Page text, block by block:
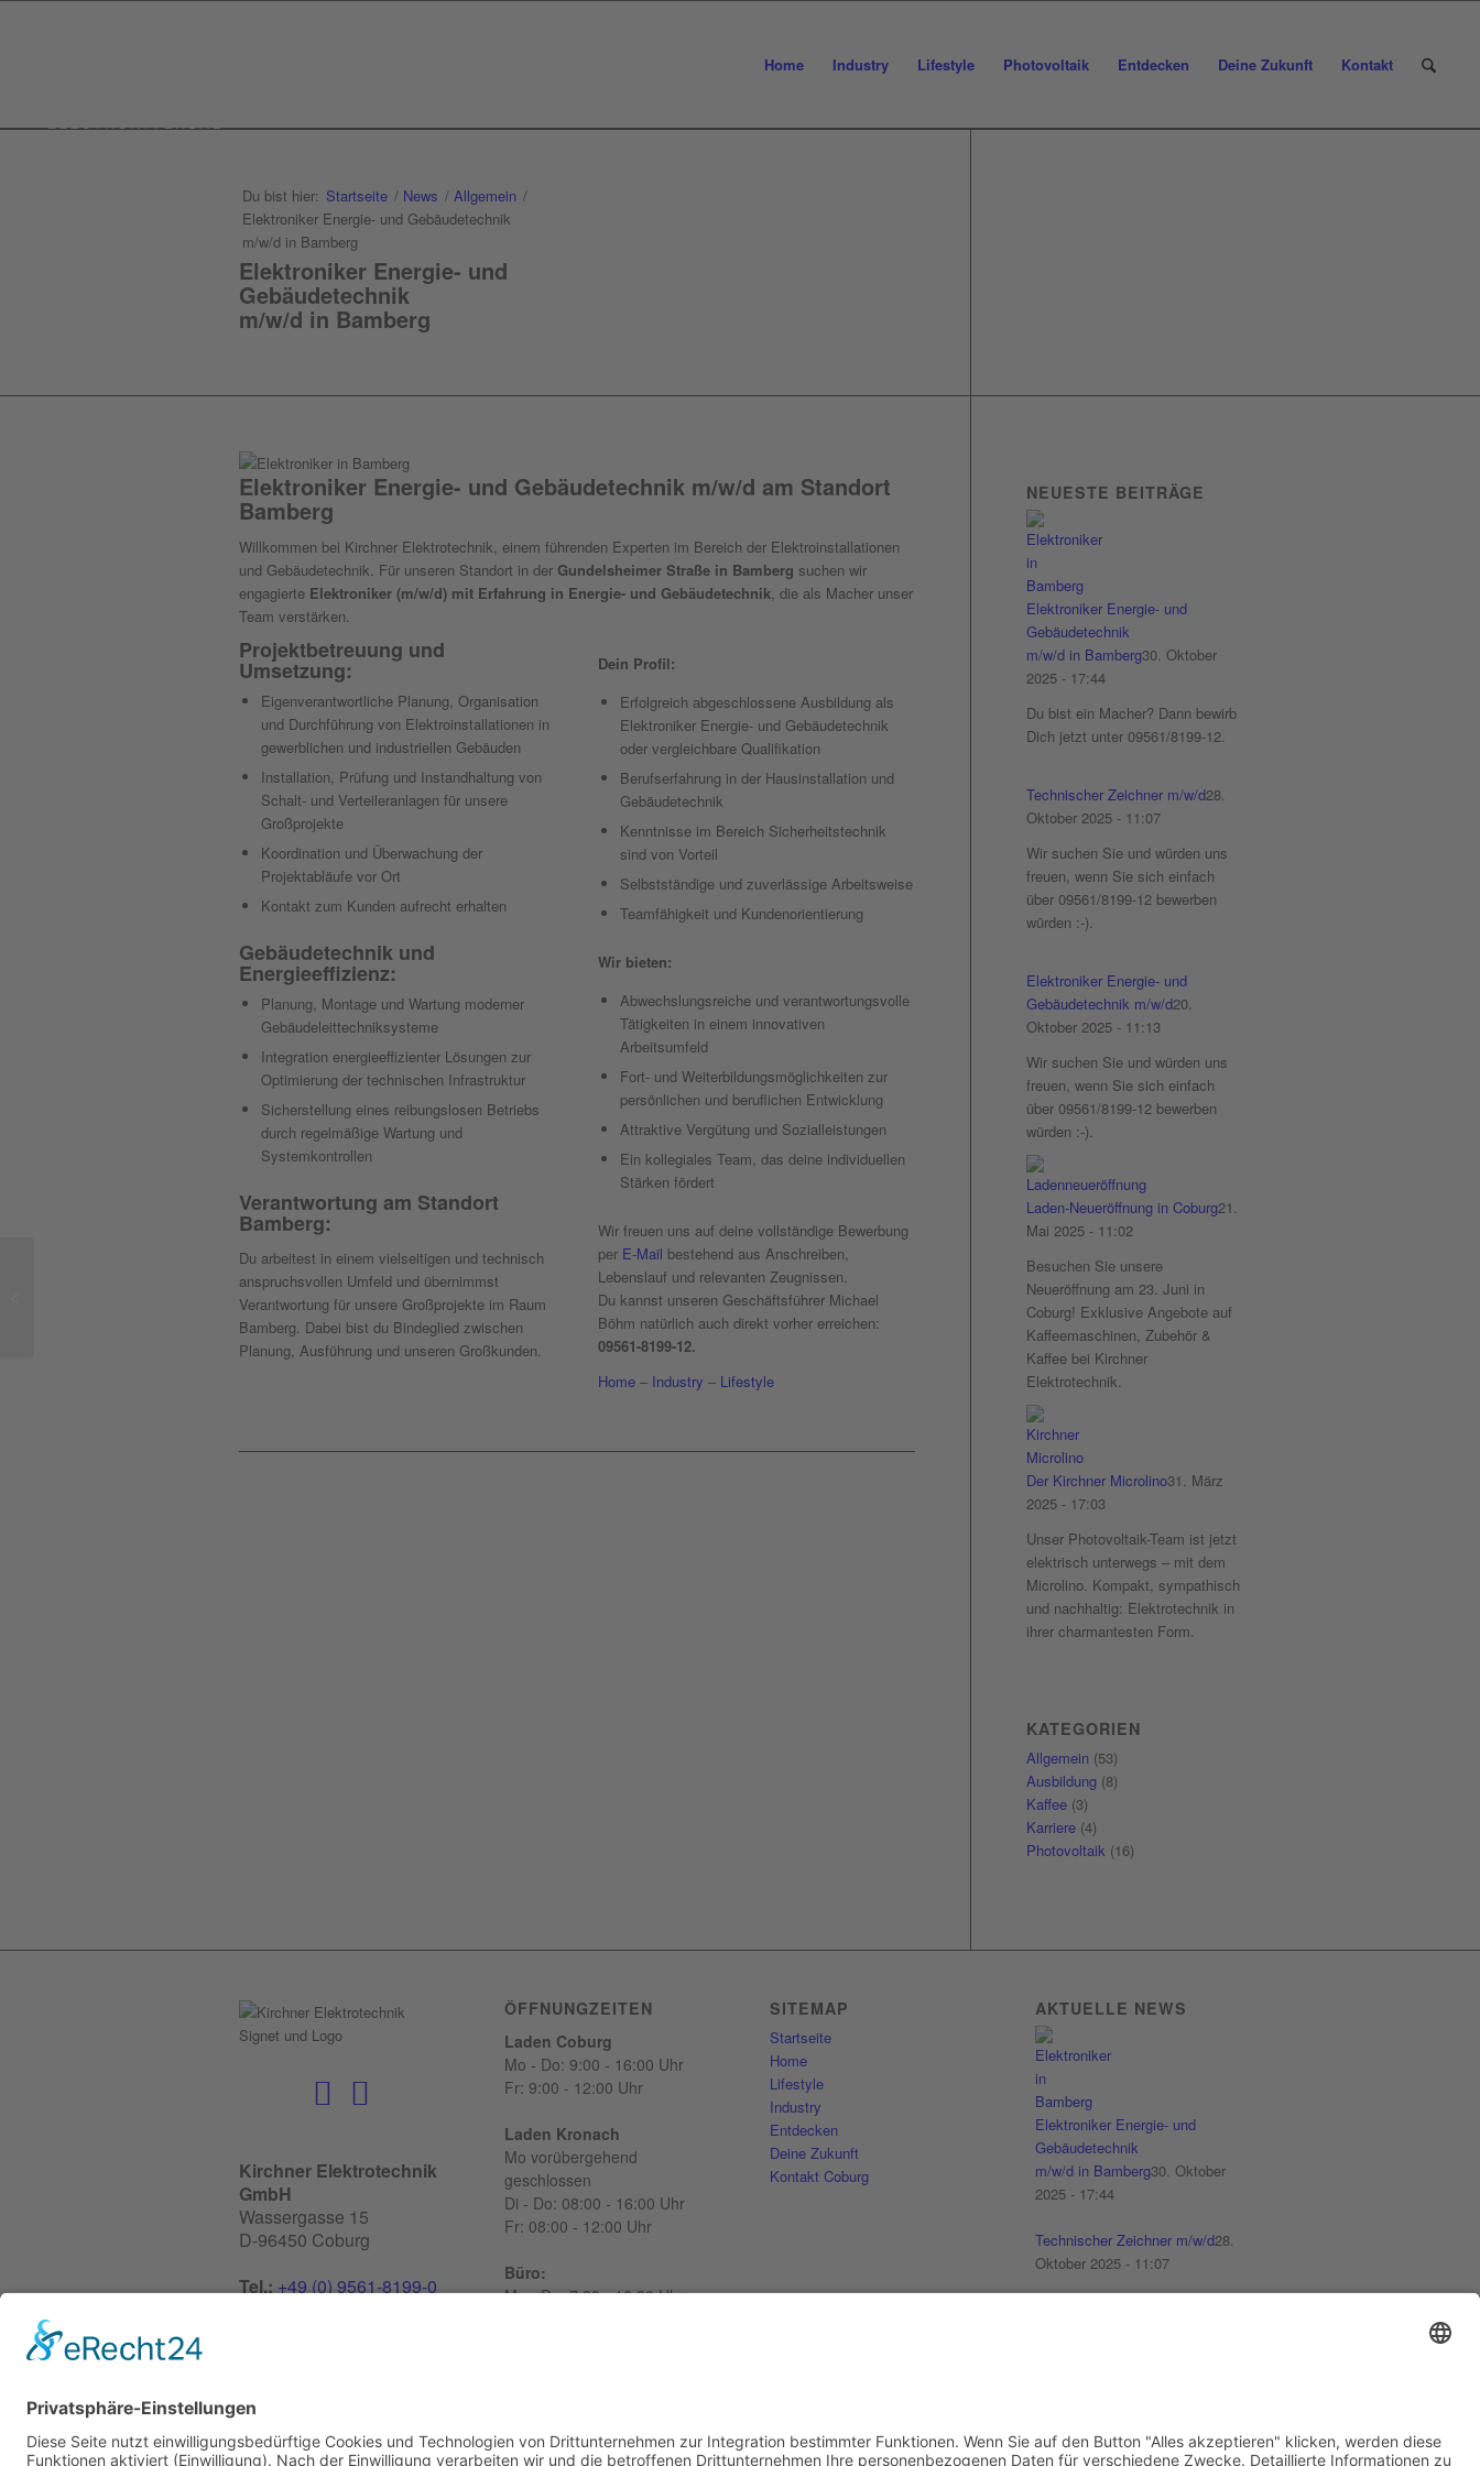
Home Industry Lifestyle Photovoltaik Entdecken Deine Zukunft Kontakt
Du bist hier: Startseite / News / Allgemein /
Elektroniker Energie- und Gebäudetechnik
m/w/d in Bamberg
Elektroniker Energie- und
Gebäudetechnik
m/w/d in Bamberg
Elektroniker Energie- und Gebäudetechnik m/w/d am Standort
Bamberg
Willkommen bei Kirchner Elektrotechnik, einem führenden Experten im Bereich der Elektroinstallationen
und Gebäudetechnik. Für unseren Standort in der Gundelsheimer Straße in Bamberg suchen wir
engagierte Elektroniker (m/w/d) mit Erfahrung in Energie- und Gebäudetechnik, die als Macher unser
Team verstärken.
Projektbetreuung und
Umsetzung:
Eigenverantwortliche Planung, Organisation
und Durchführung von Elektroinstallationen in
gewerblichen und industriellen Gebäuden
Installation, Prüfung und Instandhaltung von
Schalt- und Verteileranlagen für unsere
Großprojekte
Koordination und Überwachung der
Projektabläufe vor Ort
Kontakt zum Kunden aufrecht erhalten
Gebäudetechnik und
Energieeffizienz:
Planung, Montage und Wartung moderner
Gebäudeleittechniksysteme
Integration energieeffizienter Lösungen zur
Optimierung der technischen Infrastruktur
Sicherstellung eines reibungslosen Betriebs
durch regelmäßige Wartung und
Systemkontrollen
Verantwortung am Standort
Bamberg:
Du arbeitest in einem vielseitigen und technisch
anspruchsvollen Umfeld und übernimmst
Verantwortung für unsere Großprojekte im Raum
Bamberg. Dabei bist du Bindeglied zwischen
Planung, Ausführung und unseren Großkunden.
Dein Profil:
Erfolgreich abgeschlossene Ausbildung als
Elektroniker Energie- und Gebäudetechnik
oder vergleichbare Qualifikation
Berufserfahrung in der Hausinstallation und
Gebäudetechnik
Kenntnisse im Bereich Sicherheitstechnik
sind von Vorteil
Selbstständige und zuverlässige Arbeitsweise
Teamfähigkeit und Kundenorientierung
Wir bieten:
Abwechslungsreiche und verantwortungsvolle
Tätigkeiten in einem innovativen
Arbeitsumfeld
Fort- und Weiterbildungsmöglichkeiten zur
persönlichen und beruflichen Entwicklung
Attraktive Vergütung und Sozialleistungen
Ein kollegiales Team, das deine individuellen
Stärken fördert
Wir freuen uns auf deine vollständige Bewerbung
per E-Mail bestehend aus Anschreiben,
Lebenslauf und relevanten Zeugnissen.
Du kannst unseren Geschäftsführer Michael
Böhm natürlich auch direkt vorher erreichen:
09561-8199-12.
Home– Industry – Lifestyle
NEUESTE BEITRÄGE
Elektroniker Energie- und
Gebäudetechnik
m/w/d in Bamberg30. Oktober
2025 - 17:44
Du bist ein Macher? Dann bewirb
Dich jetzt unter 09561/8199-12.
Technischer Zeichner m/w/d28.
Oktober 2025 - 11:07
Wir suchen Sie und würden uns
freuen, wenn Sie sich einfach
über 09561/8199-12 bewerben
würden :-).
Elektroniker Energie- und
Gebäudetechnik m/w/d20.
Oktober 2025 - 11:13
Wir suchen Sie und würden uns
freuen, wenn Sie sich einfach
über 09561/8199-12 bewerben
würden :-).
Laden-Neueröffnung in Coburg21.
Mai 2025 - 11:02
Besuchen Sie unsere
Neueröffnung am 23. Juni in
Coburg! Exklusive Angebote auf
Kaffeemaschinen, Zubehör &
Kaffee bei Kirchner
Elektrotechnik.
Der Kirchner Microlino31. März
2025 - 17:03
Unser Photovoltaik-Team ist jetzt
elektrisch unterwegs – mit dem
Microlino. Kompakt, sympathisch
und nachhaltig: Elektrotechnik in
ihrer charmantesten Form.
KATEGORIEN
Allgemein (53)
Ausbildung (8)
Kaffee (3)
Karriere (4)
Photovoltaik (16)
Kirchner Elektrotechnik
GmbH
Wassergasse 15
D-96450 Coburg
Tel.: +49 (0) 9561-8199-0
ÖFFNUNGZEITEN
Laden Coburg
Mo - Do: 9:00 - 16:00 Uhr
Fr: 9:00 - 12:00 Uhr
Laden Kronach
Mo vorübergehend
geschlossen
Di - Do: 08:00 - 16:00 Uhr
Fr: 08:00 - 12:00 Uhr
Büro:
Mo - Do: 7:30 - 16:30 Uhr
SITEMAP
Startseite
Home
Lifestyle
Industry
Entdecken
Deine Zukunft
Kontakt Coburg
AKTUELLE NEWS
Elektroniker Energie- und
Gebäudetechnik
m/w/d in Bamberg30. Oktober
2025 - 17:44
Technischer Zeichner m/w/d28.
Oktober 2025 - 11:07